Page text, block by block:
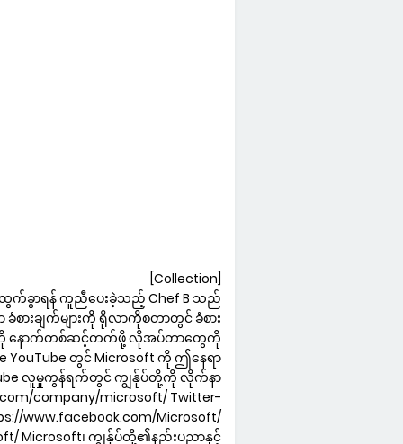
ထွက်ခွာရန် ကူညီပေးခဲ့သည့် Chef B သည်
စားချက်များကို ရိုလာကိုစတာတွင် ခံစား
န်းကို နောက်တစ်ဆင့်တက်ဖို့ လိုအပ်တာတွေကို
YouTube တွင် Microsoft ကို ဤနေရာ
လူမှုကွန်ရက်တွင် ကျွန်ုပ်တို့ကို လိုက်နာ
company/microsoft/ Twitter-
www.facebook.com/Microsoft/
Microsoft၊ ကျွန်ုပ်တို့၏နည်းပညာနှင့်